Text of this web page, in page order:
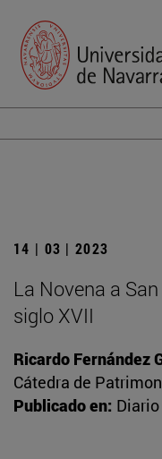
14 | 03 | 2023
La Novena a
siglo XVII
Ricardo Fernández
Cátedra de
Publicado en: